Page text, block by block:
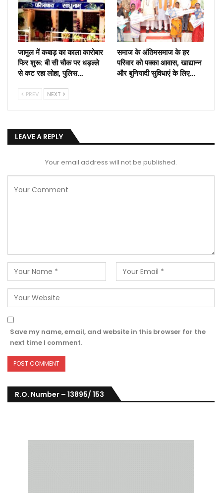
जामुल में कबाड़ का काला कारोबार
फिर शुरू: बी सी चौक पर धड़ल्ले
से कट रहा लोहा, पुलिस…
समाज के अंतिमसमाज के हर
परिवार को पक्का आवास, खाद्यान्न
और बुनियादी सुविधाएं के लिए…
PREV NEXT
LEAVE A REPLY
Your email address will not be published.
Save my name, email, and website in this browser for the
next time I comment.
R.O. Number – 13895/ 153